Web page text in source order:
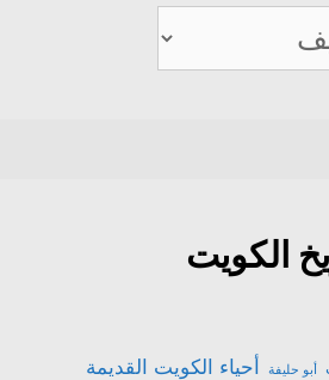
الكويت
أبو حليفة
أحياء الكويت القديمة